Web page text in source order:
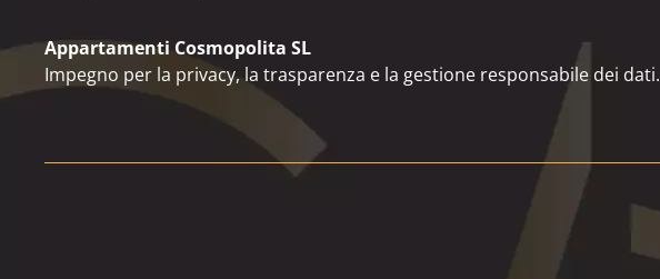
Appartamenti Cosmopolita SL
Impegno per la privacy, la trasparenza e la gestione responsabile dei dati.